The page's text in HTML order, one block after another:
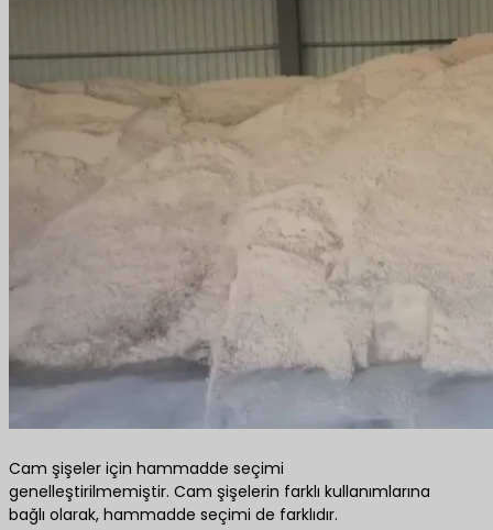
Cam şişeler için hammadde seçimi
genelleştirilmemiştir. Cam şişelerin farklı kullanımlarına
bağlı olarak, hammadde seçimi de farklıdır.